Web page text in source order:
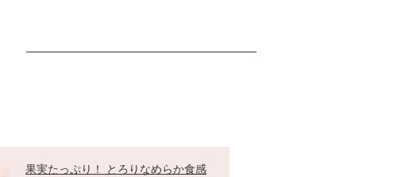
果実たっぷり！ とろりなめらか食感